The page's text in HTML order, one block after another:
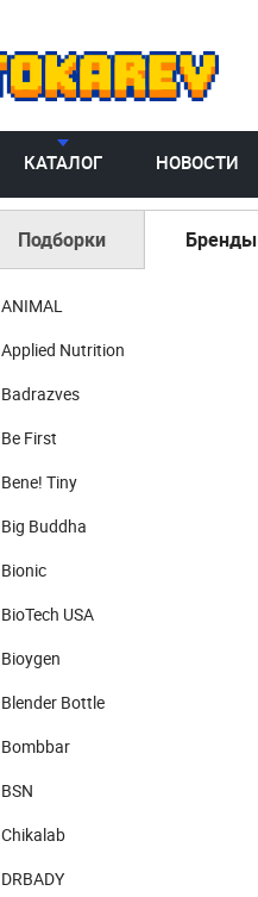
КАТАЛОГ НОВОСТИ
Подборки Бренды
ANIMAL
Applied Nutrition
Badrazves
Be First
Bene! Tiny
Big Buddha
Bionic
BioTech USA
Bioygen
Blender Bottle
Bombbar
BSN
Chikalab
DRBADY